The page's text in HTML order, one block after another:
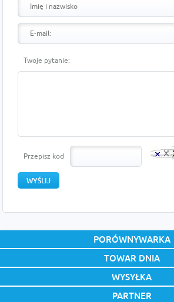
Twoje pytanie:
Przepisz kod
PORÓWNYWARKA
TOWAR DNIA
WYSYŁKA
PARTNER